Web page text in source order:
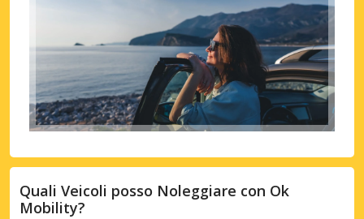
Quali Veicoli posso Noleggiare con Ok
Mobility?